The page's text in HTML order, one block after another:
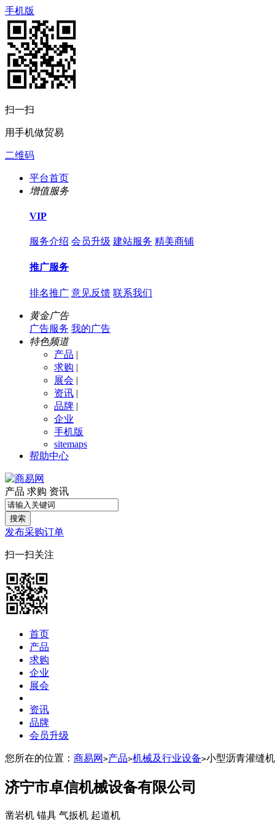
手机版
扫一扫
用手机做贸易
二维码
平台首页
增值服务
VIP
服务介绍 会员升级 建站服务 精美商铺
推广服务
排名推广 意见反馈 联系我们
黄金广告
广告服务 我的广告
特色频道
产品 |
求购 |
展会 |
资讯 |
品牌 |
企业
手机版
sitemaps
帮助中心
产品 求购 资讯
搜索
发布采购订单
扫一扫关注
首页
产品
求购
企业
展会
资讯
品牌
会员升级
您所在的位置： 商易网 >产品>机械及行业设备>小型沥青灌缝
济宁市卓信机械设备有限公司
凿岩机 锚具 气扳机 起道机